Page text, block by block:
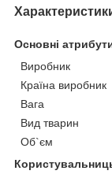
Основні
Виробник
Країна виробник
Вага
Вид тварин
Об`єм